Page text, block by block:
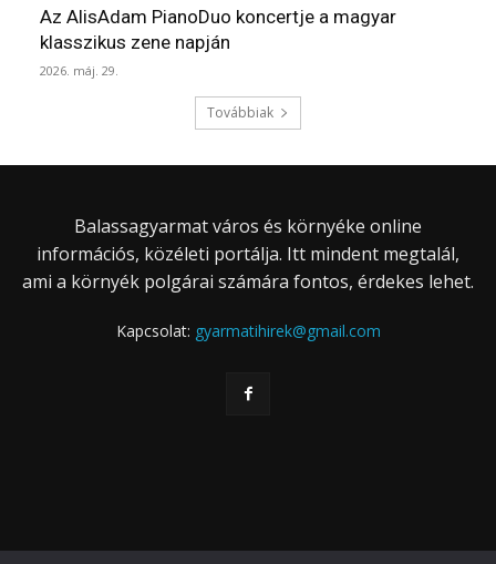
Az AlisAdam PianoDuo koncertje a magyar
klasszikus zene napján
2026. máj. 29.
Továbbiak
Balassagyarmat város és környéke online
információs, közéleti portálja. Itt mindent megtalál,
ami a környék polgárai számára fontos, érdekes lehet.
Kapcsolat: gyarmatihirek@gmail.com